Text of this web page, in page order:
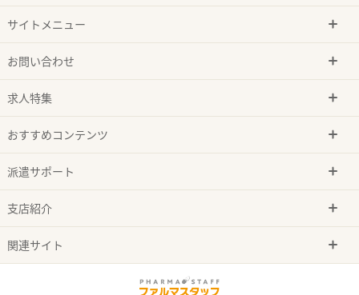
サイトメニュー
お問い合わせ
求人特集
おすすめコンテンツ
派遣サポート
支店紹介
関連サイト